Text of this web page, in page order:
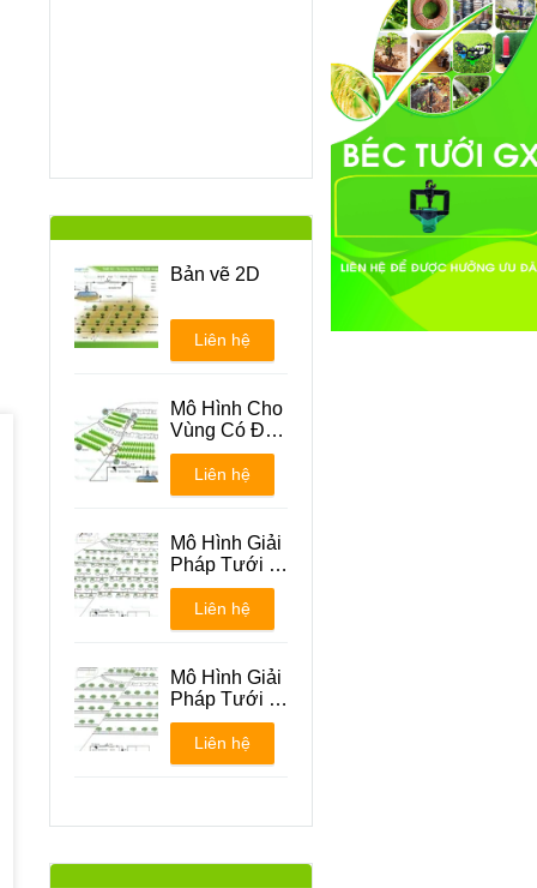
Bản vẽ 2D
Liên hệ
Mô Hình Cho
Vùng Có Địa
Hình Đồi Núi
Liên hệ
Mô Hình Giải
Pháp Tưới -
Phương án 1
Liên hệ
Mô Hình Giải
Pháp Tưới -
Phương án 2
Liên hệ